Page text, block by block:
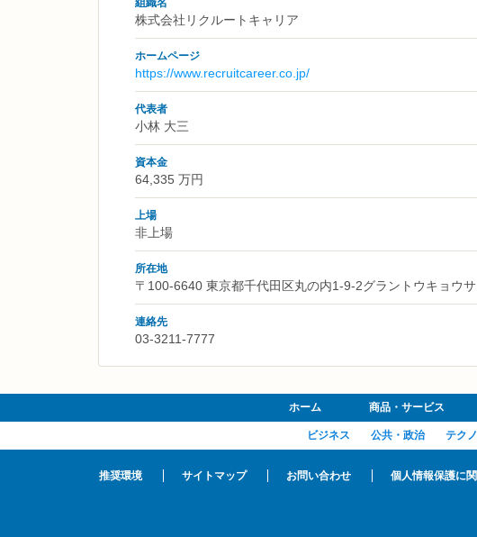
株式会社リクルートキャリア
ホームページ
https://www.recruitcareer.co.jp/
代表者
小林 大三
資本金
64,335 万円
上場
非上場
所在地
〒100-6640 東京都千代田区丸の内1-9-2グラントウキョウ
連絡先
03-3211-7777
ホーム 商品・サービス
ビジネス 公共・政治 テク
推奨環境 サイトマップ お問い合わせ 個人情報保護に